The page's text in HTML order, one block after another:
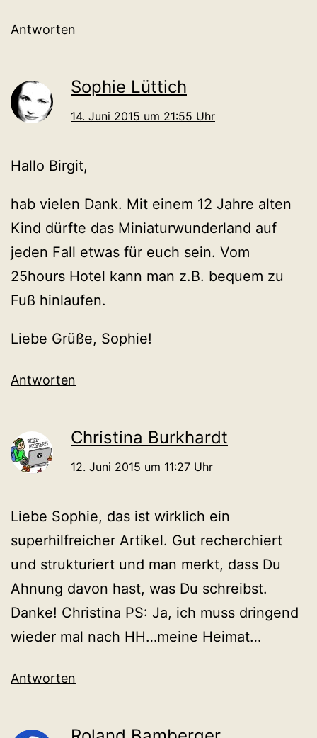
Antworten
Sophie Lüttich
14. Juni 2015 um 21:55 Uhr
Hallo Birgit,
hab vielen Dank. Mit einem 12 Jahre alten
Kind dürfte das Miniaturwunderland auf
jeden Fall etwas für euch sein. Vom
25hours Hotel kann man z.B. bequem zu
Fuß hinlaufen.
Liebe Grüße, Sophie!
Antworten
Christina Burkhardt
12. Juni 2015 um 11:27 Uhr
Liebe Sophie, das ist wirklich ein
superhilfreicher Artikel. Gut recherchiert
und strukturiert und man merkt, dass Du
Ahnung davon hast, was Du schreibst.
Danke! Christina PS: Ja, ich muss dringend
wieder mal nach HH…meine Heimat…
Antworten